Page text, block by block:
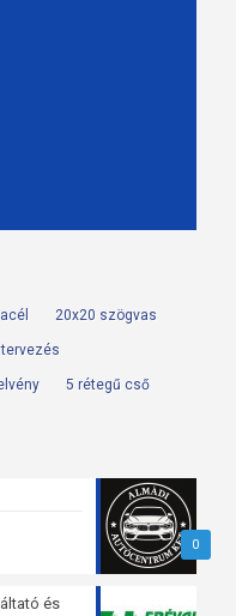
20x20 szögvas
tervezés
5 rétegű cső
0
és